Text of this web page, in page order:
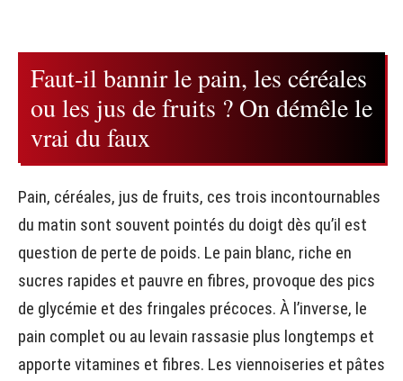
Faut-il bannir le pain, les céréales
ou les jus de fruits ? On démêle le
vrai du faux
Pain, céréales, jus de fruits, ces trois incontournables
du matin sont souvent pointés du doigt dès qu’il est
question de perte de poids. Le pain blanc, riche en
sucres rapides et pauvre en fibres, provoque des pics
de glycémie et des fringales précoces. À l’inverse, le
pain complet ou au levain rassasie plus longtemps et
apporte vitamines et fibres. Les viennoiseries et pâtes